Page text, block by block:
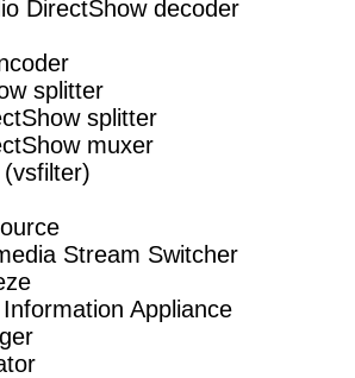
DirectShow decoder
splitter
splitter
muxer
Stream Switcher
Appliance